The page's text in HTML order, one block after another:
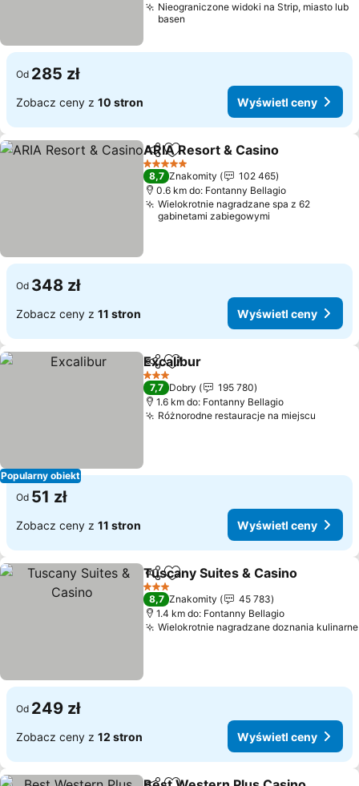
Nieograniczone widoki na Strip, miasto lub
basen
Od 285 zł
Zobacz ceny z 10 stron Wyświetl ceny
Udostępnij
Dodaj do ulubionych
ARIA Resort & Casino
5 Kategoria
8,7 Znakomity
102 465
0.6 km do: Fontanny Bellagio
Wielokrotnie nagradzane spa z 62
gabinetami zabiegowymi
Od 348 zł
Zobacz ceny z 11 stron Wyświetl ceny
Popularny obiekt
UdostępnijDodaj do ulubionych
Excalibur
3 Kategoria
7,7 Dobry
195 780
1.6 km do: Fontanny Bellagio
Różnorodne restauracje na miejscu
Od 51 zł
Zobacz ceny z 11 stron Wyświetl ceny
Udostępnij
Dodaj do ulubionych
Tuscany Suites & Casino
3 Kategoria
8,7 Znakomity
45 783
1.4 km do: Fontanny Bellagio
Wielokrotnie nagradzane doznania kulinarne
Od 249 zł
Zobacz ceny z 12 stron Wyświetl ceny